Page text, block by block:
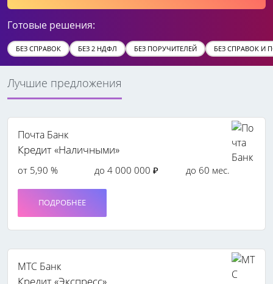
Готовые решения:
БЕЗ СПРАВОК БЕЗ 2 НДФЛ БЕЗ ПОРУЧИТЕЛЕЙ БЕЗ СПРАВОК И
Лучшие предложения
Почта Банк
Кредит «Наличными»
от 5,90 % до 4 000 000 ₽ до 60 мес.
ПОДРОБНЕЕ
МТС Банк
Кредит «Экспресс»